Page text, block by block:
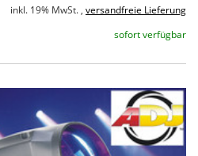
inkl. 19% MwSt. , versandfreie Lieferung
sofort verfügbar